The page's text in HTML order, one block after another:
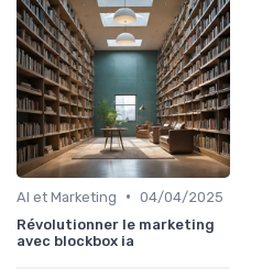
AI et Marketing • 04/04/2025
Révolutionner le marketing
avec blockbox ia